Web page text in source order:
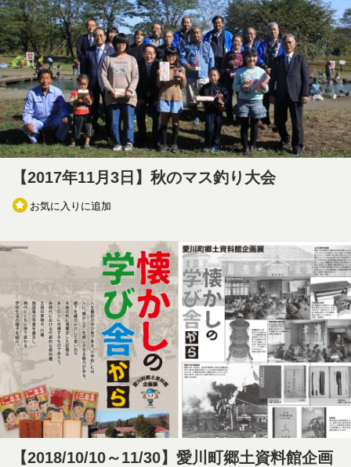
【2017年11月3日】秋のマス釣り大会
お気に入りに追加
【2018/10/10～11/30】愛川町郷土資料館企画